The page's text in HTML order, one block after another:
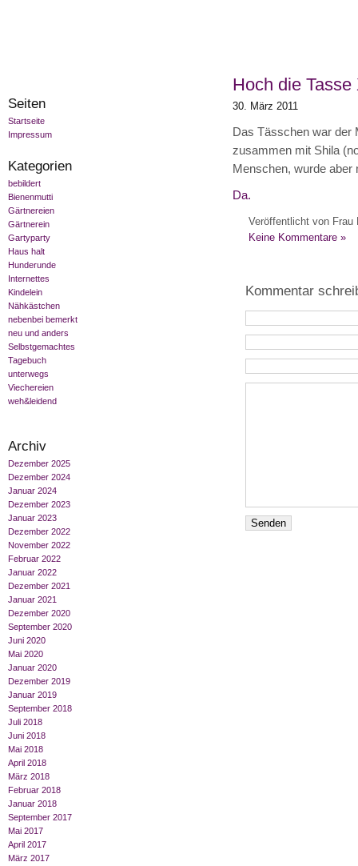
Seiten
Startseite
Impressum
Kategorien
bebildert
Bienenmutti
Gärtnereien
Gärtnerein
Gartyparty
Haus halt
Hunderunde
Internettes
Kindelein
Nähkästchen
nebenbei bemerkt
neu und anders
Selbstgemachtes
Tagebuch
unterwegs
Viechereien
weh&leidend
Archiv
Dezember 2025
Dezember 2024
Januar 2024
Dezember 2023
Januar 2023
Dezember 2022
November 2022
Februar 2022
Januar 2022
Dezember 2021
Januar 2021
Dezember 2020
September 2020
Juni 2020
Mai 2020
Januar 2020
Dezember 2019
Januar 2019
September 2018
Juli 2018
Juni 2018
Mai 2018
April 2018
März 2018
Februar 2018
Januar 2018
September 2017
Mai 2017
April 2017
März 2017
Hoch die Tasse
30. März 2011
Das Tässchen war der
zusammen mit Shila
Menschen, wurde aber
Da.
Veröffentlicht von Frau
Keine Kommentare »
Kommentar